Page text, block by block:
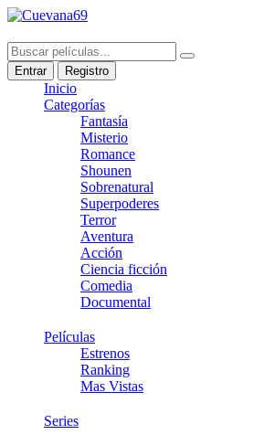
Entrar Registro
Inicio
Categorías
Fantasía
Misterio
Romance
Shounen
Sobrenatural
Superpoderes
Terror
Aventura
Acción
Ciencia ficción
Comedia
Documental
Películas
Estrenos
Ranking
Mas Vistas
Series